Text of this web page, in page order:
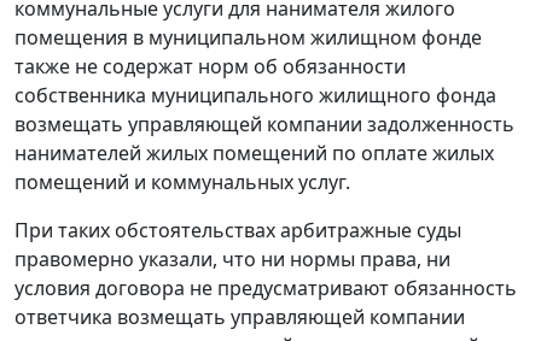
коммунальные услуги для нанимателя жилого
помещения в муниципальном жилищном фонде
также не содержат норм об обязанности
собственника муниципального жилищного фонда
возмещать управляющей компании задолженность
нанимателей жилых помещений по оплате жилых
помещений и коммунальных услуг.
При таких обстоятельствах арбитражные суды
правомерно указали, что ни нормы права, ни
условия договора не предусматривают обязанность
ответчика возмещать управляющей компании